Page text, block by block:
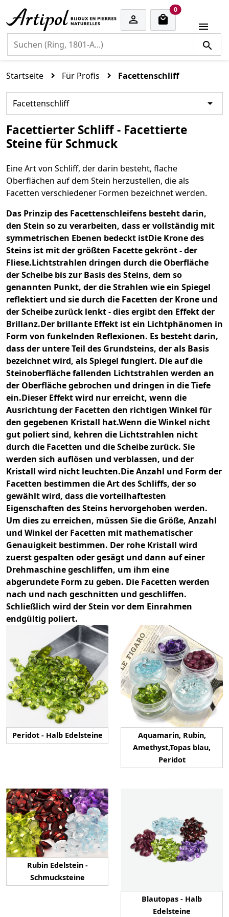

0cart items

Startseite Für Profis Facettenschliff
Facettenschliff 
Facettierter Schliff - Facettierte
Steine ​​für Schmuck
Eine Art von Schliff, der darin besteht, flache
Oberflächen auf dem Stein herzustellen, die als
Facetten verschiedener Formen bezeichnet werden.
Das Prinzip des Facettenschleifens besteht darin,
den Stein so zu verarbeiten, dass er vollständig mit
symmetrischen Ebenen bedeckt istDie Krone des
Steins ist mit der größten Facette gekrönt - der
Fliese.Lichtstrahlen dringen durch die Oberfläche
der Scheibe bis zur Basis des Steins, dem so
genannten Punkt, der die Strahlen wie ein Spiegel
reflektiert und sie durch die Facetten der Krone und
der Scheibe zurück lenkt - dies ergibt den Effekt der
Brillanz.Der brillante Effekt ist ein Lichtphänomen in
Form von funkelnden Reflexionen. Es besteht darin,
dass der untere Teil des Grundsteins, der als Basis
bezeichnet wird, als Spiegel fungiert. Die auf die
Steinoberfläche fallenden Lichtstrahlen werden an
der Oberfläche gebrochen und dringen in die Tiefe
ein.Dieser Effekt wird nur erreicht, wenn die
Ausrichtung der Facetten den richtigen Winkel für
den gegebenen Kristall hat.Wenn die Winkel nicht
gut poliert sind, kehren die Lichtstrahlen nicht
durch die Facetten und die Scheibe zurück. Sie
werden sich auflösen und verblassen, und der
Kristall wird nicht leuchten.Die Anzahl und Form der
Facetten bestimmen die Art des Schliffs, der so
gewählt wird, dass die vorteilhaftesten
Eigenschaften des Steins hervorgehoben werden.
Um dies zu erreichen, müssen Sie die Größe, Anzahl
und Winkel der Facetten mit mathematischer
Genauigkeit bestimmen. Der rohe Kristall wird
zuerst gespalten oder gesägt und dann auf einer
Drehmaschine geschliffen, um ihm eine
abgerundete Form zu geben. Die Facetten werden
nach und nach geschnitten und geschliffen.
Schließlich wird der Stein vor dem Einrahmen
endgültig poliert.
Peridot - Halb Edelsteine
Aquamarin, Rubin,
Amethyst,Topas blau,
Peridot
Rubin Edelstein -
Schmucksteine
Blautopas - Halb
Edelsteine